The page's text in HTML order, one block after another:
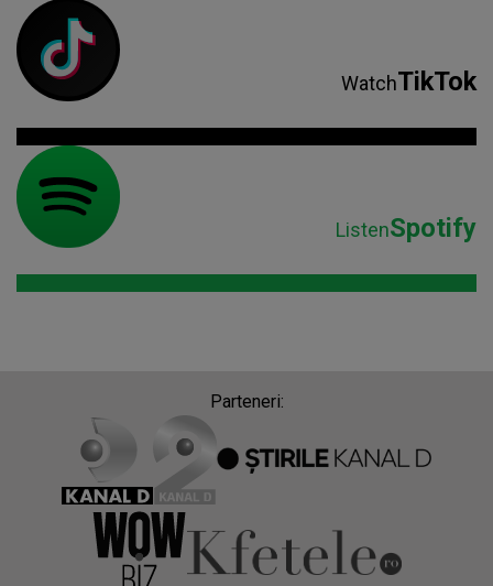
WatchTikTok
ListenSpotify
Parteneri: